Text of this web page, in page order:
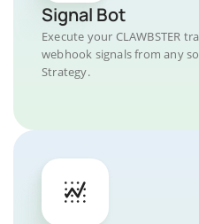
Signal Bot
Execute your CLAWBSTER
webhook signals from any
Strategy.